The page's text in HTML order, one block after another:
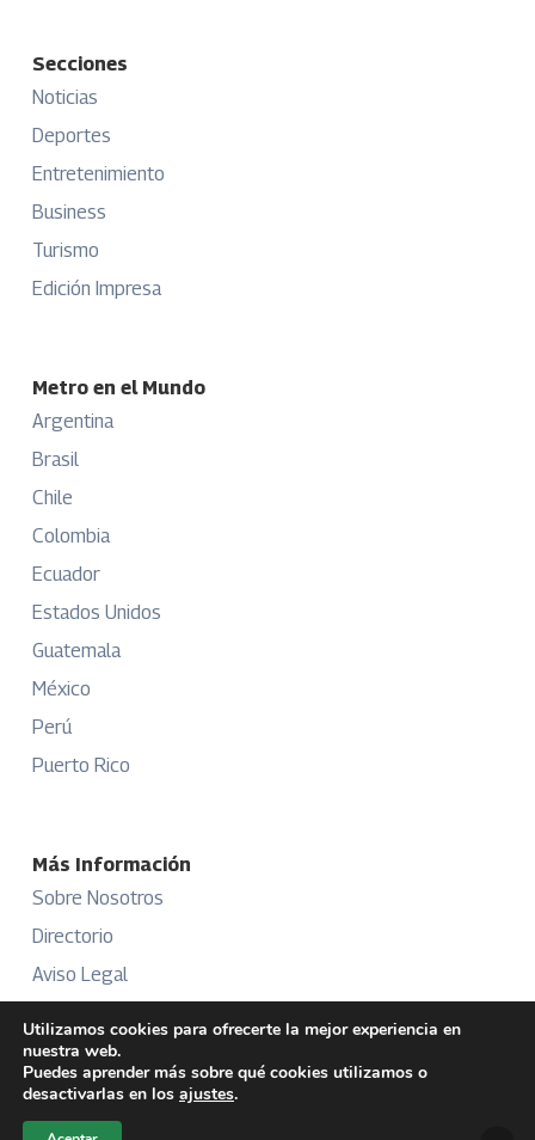
Secciones
Noticias
Deportes
Entretenimiento
Business
Turismo
Edición Impresa
Metro en el Mundo
Argentina
Brasil
Chile
Colombia
Ecuador
Estados Unidos
Guatemala
México
Perú
Puerto Rico
Más Información
Sobre Nosotros
Directorio
Aviso Legal
Publicidad
Utilizamos cookies para ofrecerte la mejor experiencia en
nuestra web.
Puedes aprender más sobre qué cookies utilizamos o
desactivarlas en los ajustes.